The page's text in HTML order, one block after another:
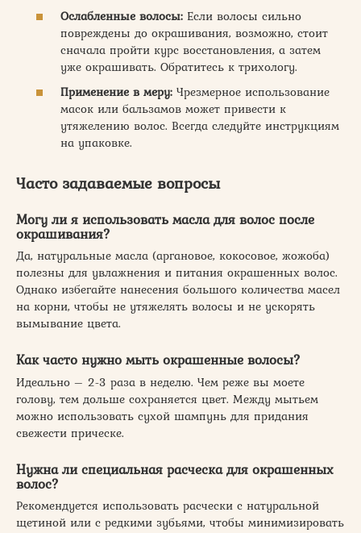
Ослабленные волосы: Если волосы сильно
повреждены до окрашивания, возможно, стоит
сначала пройти курс восстановления, а затем
уже окрашивать. Обратитесь к трихологу.
Применение в меру: Чрезмерное использование
масок или бальзамов может привести к
утяжелению волос. Всегда следуйте инструкциям
на упаковке.
Часто задаваемые вопросы
Могу ли я использовать масла для волос после
окрашивания?
Да, натуральные масла (аргановое, кокосовое, жожоба)
полезны для увлажнения и питания окрашенных волос.
Однако избегайте нанесения большого количества масел
на корни, чтобы не утяжелять волосы и не ускорять
вымывание цвета.
Как часто нужно мыть окрашенные волосы?
Идеально – 2-3 раза в неделю. Чем реже вы моете
голову, тем дольше сохраняется цвет. Между мытьем
можно использовать сухой шампунь для придания
свежести прическе.
Нужна ли специальная расческа для окрашенных
волос?
Рекомендуется использовать расчески с натуральной
щетиной или с редкими зубьями, чтобы минимизировать